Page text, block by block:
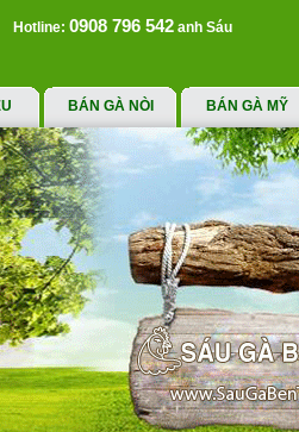
Hotline: 0908 796 542 anh Sáu
BÁN GÀ NÒI BÁN GÀ MỸ